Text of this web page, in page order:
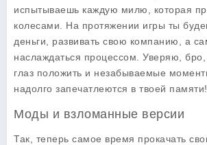
испытываешь каждую милю, которая
колесами. На протяжении игры ты
деньги, развивать свою компанию, а
наслаждаться процессом. Уверяю, бро,
глаз положить и незабываемые
надолго запечатлеются в твоей памяти!
Моды и взломанные версии
Так, теперь самое время прокачать